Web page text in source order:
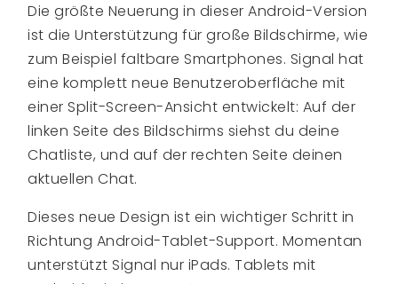
Die größte Neuerung in dieser Android-Version
ist die Unterstützung für große Bildschirme, wie
zum Beispiel faltbare Smartphones. Signal hat
eine komplett neue Benutzeroberfläche mit
einer Split-Screen-Ansicht entwickelt: Auf der
linken Seite des Bildschirms siehst du deine
Chatliste, und auf der rechten Seite deinen
aktuellen Chat.
Dieses neue Design ist ein wichtiger Schritt in
Richtung Android-Tablet-Support. Momentan
unterstützt Signal nur iPads. Tablets mit